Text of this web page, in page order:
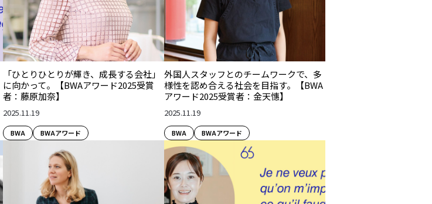
「ひとりひとりが輝き、成長する会社」
に向かって。【BWAアワード2025受賞
者：藤原加奈】
2025.11.19
BWA BWAアワード
外国人スタッフとのチームワークで、多
様性を認め合える社会を目指す。【BWA
アワード2025受賞者：金天憓】
2025.11.19
BWA BWAアワード